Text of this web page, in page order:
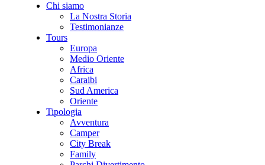
Chi siamo
La Nostra Storia
Testimonianze
Tours
Europa
Medio Oriente
Africa
Caraibi
Sud America
Oriente
Tipologia
Avventura
Camper
City Break
Family